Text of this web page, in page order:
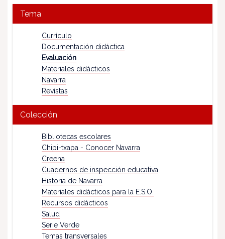
Tema
Currículo
Documentación didáctica
Evaluación
Materiales didácticos
Navarra
Revistas
Colección
Bibliotecas escolares
Chipi-txapa - Conocer Navarra
Creena
Cuadernos de inspección educativa
Historia de Navarra
Materiales didácticos para la E.S.O.
Recursos didácticos
Salud
Serie Verde
Temas transversales